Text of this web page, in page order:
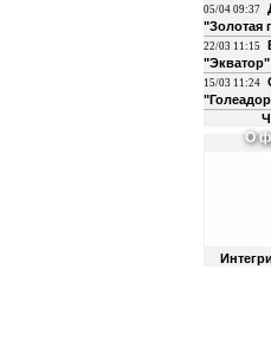
05/04 09:37
"Золотая
22/03 11:15
15/03 11:24
О